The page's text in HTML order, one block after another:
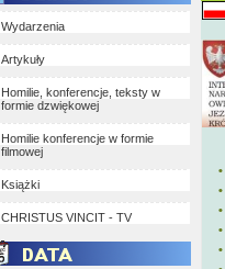
Wydarzenia
Artykuły
Homilie, konferencje, teksty w
formie dzwiękowej
Homilie konferencje w formie
filmowej
Książki
CHRISTUS VINCIT - TV